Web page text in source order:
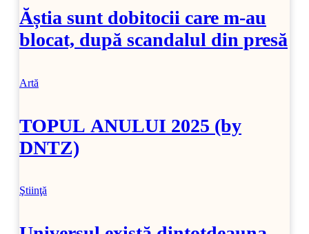
Ăștia sunt dobitocii care m-au
blocat, după scandalul din presă
Artă
TOPUL ANULUI 2025 (by
DNTZ)
Ştiinţă